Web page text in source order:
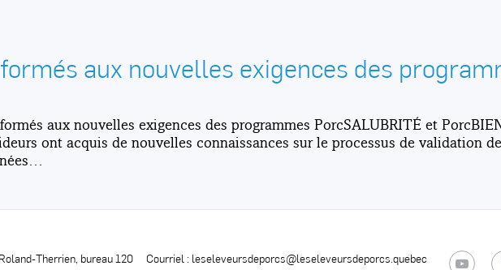
aux nouvelles exigences des
aux nouvelles exigences des programmes PorcSALUBRITÉ et
ont acquis de nouvelles connaissances sur le processus de validation
Therrien, bureau 120
Courriel : leseleveursdeporcs@leseleveursdeporcs.quebec
YouTube